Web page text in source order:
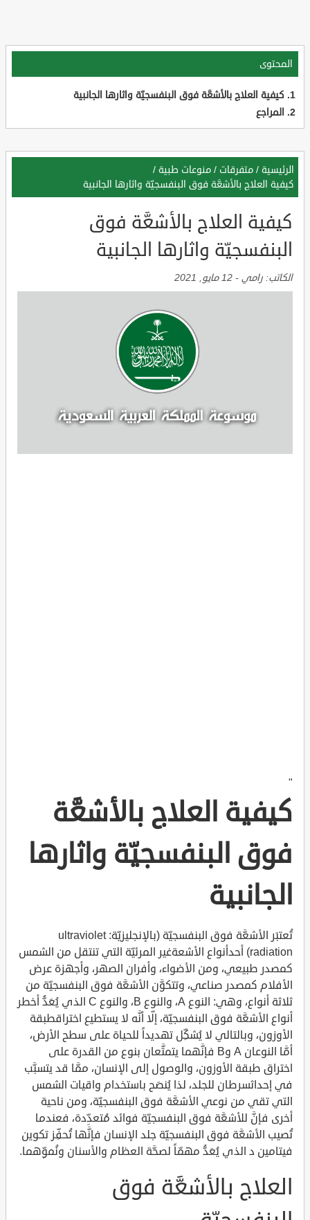
المحتوى
كيفية العلاج بالأشعَّة فوق البنفسجيّة واثارها الجانبية
المراجع
الرئيسية / متفرقات / منوعات طبية /
كيفية العلاج بالأشعَّة فوق البنفسجيّة واثارها الجانبية
كيفية العلاج بالأشعَّة فوق
البنفسجيّة واثارها الجانبية
الكاتب: رامي - 12 مايو, 2021
"
كيفية العلاج بالأشعَّة
فوق البنفسجيّة واثارها
الجانبية
تُعتبَر الأشعَّة فوق البنفسجيّة (بالإنجليزيّة: ultraviolet
radiation) أحدأنواع الأشعةغير المرئيّة التي تنتقل من الشمس
كمصدر طبيعي، ومن الأضواء، وأفران الصهر، وأجهزة عرض
الأفلام كمصدر صناعي، وتتكوَّن الأشعَّة فوق البنفسجيّة من
ثلاثة أنواع، وهي: النوع A، والنوع B، والنوع C الذي يُعَدُّ أخطر
أنواع الأشعَّة فوق البنفسجيّة، إلّا أنَّه لا يستطيع اختراقطبقة
الأوزون، وبالتالي لا يُشكِّل تهديداً للحياة على سطح الأرض،
أمَّا النوعان A وB فإنَّهما يتمتَّعان بنوع من القدرة على
اختراق طبقة الأوزون، والوصول إلى الإنسان، ممَّا قد يتسبَّب
في إحداثسرطان للجلد، لذا يُنصَح باستخدام واقيات الشمس
التي تقي من نوعي الأشعَّة فوق البنفسجيّة، ومن ناحية
أخرى فإنَّ للأشعَّة فوق البنفسجيّة فوائد مُتعدِّدة، فعندما
تُصيب الأشعَّة فوق البنفسجيّة جلد الإنسان فإنَّها تُحفِّز تكوين
فيتامين د الذي يُعَدُّ مهمّاً لصحَّة العظام والأسنان ونُموِّهما.
العلاج بالأشعَّة فوق